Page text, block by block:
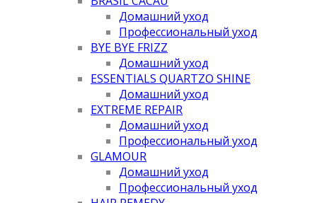
Домашний уход
Профессиональный уход
BYE BYE FRIZZ
Домашний уход
ESSENTIALS QUARTZO SHINE
Домашний уход
EXTREME REPAIR
Домашний уход
Профессиональный уход
GLAMOUR
Домашний уход
Профессиональный уход